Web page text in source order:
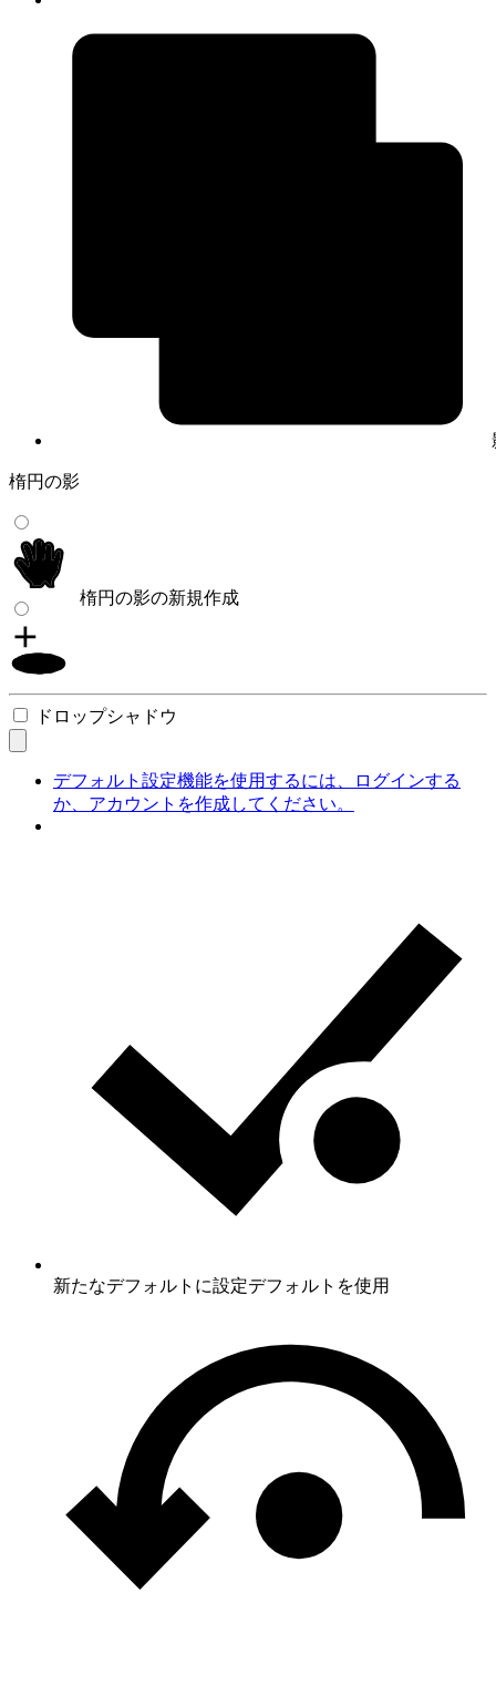
楕円の影
楕円の影の新規作成
ドロップシャドウ
デフォルト設定機能を使用するには、ログインする
か、アカウントを作成してください。
新たなデフォルトに設定デフォルトを使用